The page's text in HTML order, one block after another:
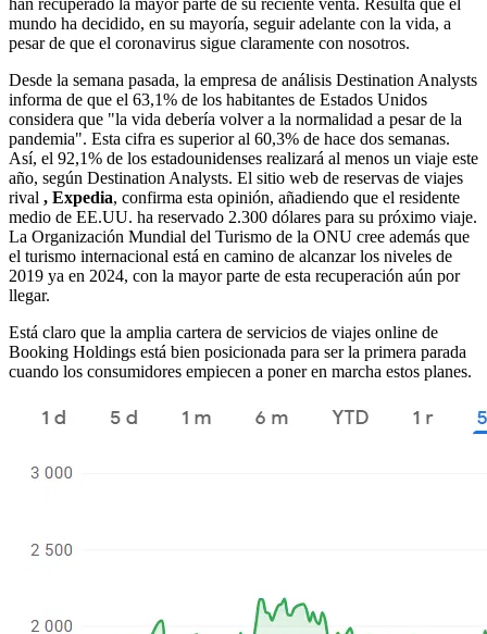
mundo ha decidido, en su mayoría, seguir adelante con la vida, a
pesar de que el coronavirus sigue claramente con nosotros.
Desde la semana pasada, la empresa de análisis Destination Analysts
informa de que el 63,1% de los habitantes de Estados Unidos
considera que "la vida debería volver a la normalidad a pesar de la
pandemia". Esta cifra es superior al 60,3% de hace dos semanas.
Así, el 92,1% de los estadounidenses realizará al menos un viaje este
año, según Destination Analysts. El sitio web de reservas de viajes
rival , Expedia, confirma esta opinión, añadiendo que el residente
medio de EE.UU. ha reservado 2.300 dólares para su próximo viaje.
La Organización Mundial del Turismo de la ONU cree además que
el turismo internacional está en camino de alcanzar los niveles de
2019 ya en 2024, con la mayor parte de esta recuperación aún por
llegar.
Está claro que la amplia cartera de servicios de viajes online de
Booking Holdings está bien posicionada para ser la primera parada
cuando los consumidores empiecen a poner en marcha estos planes.